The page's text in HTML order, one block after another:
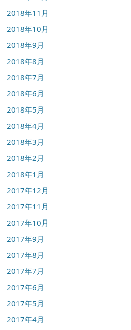
2018年11月
2018年10月
2018年9月
2018年8月
2018年7月
2018年6月
2018年5月
2018年4月
2018年3月
2018年2月
2018年1月
2017年12月
2017年11月
2017年10月
2017年9月
2017年8月
2017年7月
2017年6月
2017年5月
2017年4月